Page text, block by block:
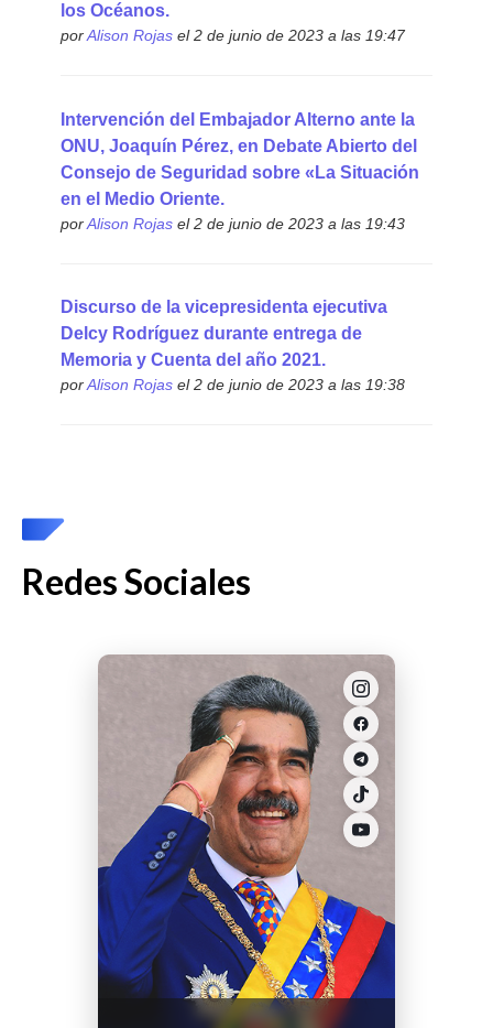
los Océanos.
porAlison Rojasel 2 de junio de 2023 a las 19:47
Intervención del Embajador Alterno ante la
ONU, Joaquín Pérez, en Debate Abierto del
Consejo de Seguridad sobre «La Situación
en el Medio Oriente.
porAlison Rojasel 2 de junio de 2023 a las 19:43
Discurso de la vicepresidenta ejecutiva
Delcy Rodríguez durante entrega de
Memoria y Cuenta del año 2021.
porAlison Rojasel 2 de junio de 2023 a las 19:38
Redes Sociales